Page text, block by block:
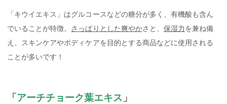
「キウイエキス」はグルコースなどの糖分が多く、有機酸も含ん
でいることが特徴。
さっぱりとした爽やかさと、 保湿力を兼ね備
え、スキンケアやボディケアを目的とする商品などに使用される
ことが多いです！
「 アーチチョーク葉エキス 」